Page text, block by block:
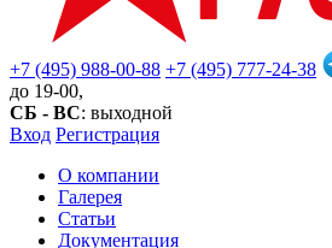
+7 (495) 988-00-88 +7 (495) 777-24-38
до 19-00,
СБ - ВС: выходной
Вход Регистрация
О компании
Галерея
Статьи
Документация